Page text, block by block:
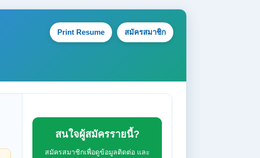
Print Resume สมัครสมาชิก
สนใจผู้สมัครรายนี้?
สมัครสมาชิกเพื่อดูข้อมูลติดต่อ และ